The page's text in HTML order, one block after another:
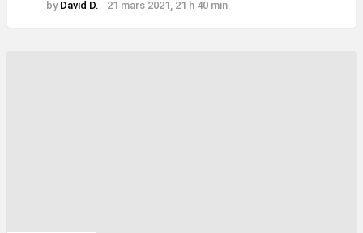
by David D. 21 mars 2021, 21 h 40 min